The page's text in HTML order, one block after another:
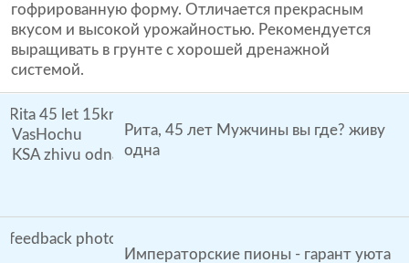
гофрированную форму. Отличается прекрасным
вкусом и высокой урожайностью. Рекомендуется
выращивать в грунте с хорошей дренажной
системой.
Рита, 45 лет Мужчины вы где? живу
одна
Императорские пионы - гарант уюта